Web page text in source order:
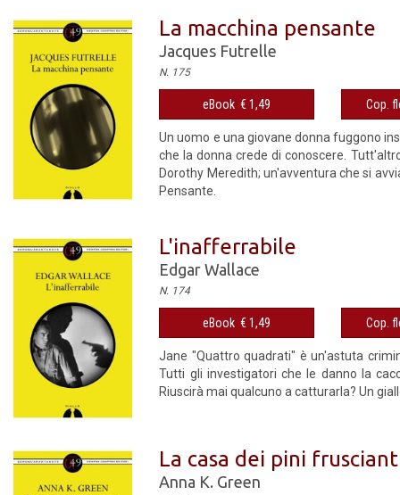
La macchina pensante
Jacques Futrelle
N. 175
eBook € 1,49 Cop.
Un uomo e una giovane donna fuggono
che la donna crede di conoscere.
Dorothy Meredith; un'avventura che si
Pensante.
L'inafferrabile
Edgar Wallace
N. 174
eBook € 1,49 Cop.
Jane "Quattro quadrati" è un'astuta
Tutti gli investigatori che le danno la
Riuscirà mai qualcuno a catturarla? Un
La casa dei pini
Anna K. Green